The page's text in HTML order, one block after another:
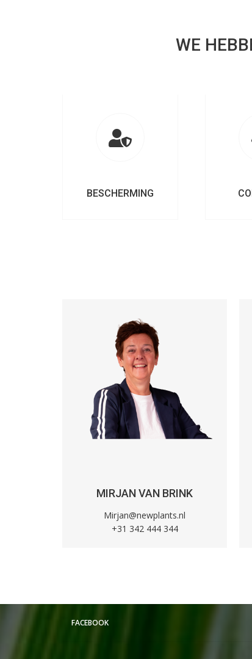
WE
BESCHERMING
MIRJAN VAN BRINK
Mirjan@newplants.nl
+31 342 444 344
FACEBOOK